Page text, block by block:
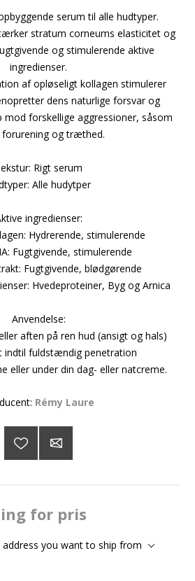
serum til alle hudtyper.
stratum corneums elasticitet og
og stimulerende aktive
ingredienser.
af opløseligt kollagen stimulerer
dens naturlige forsvar og
forskellige aggressioner, såsom
forurening og træthed.
Rigt serum
Alle hudytper
ingredienser:
Hydrerende, stimulerende
Fugtgivende, stimulerende
Fugtgivende, blødgørende
Hvedeproteiner, Byg og Arnica
Anvendelse:
aften på ren hud (ansigt og hals)
indtil fuldstændig penetration
eller under din dag- eller natcreme.
Rémy Laure
for pris
address you want to ship from